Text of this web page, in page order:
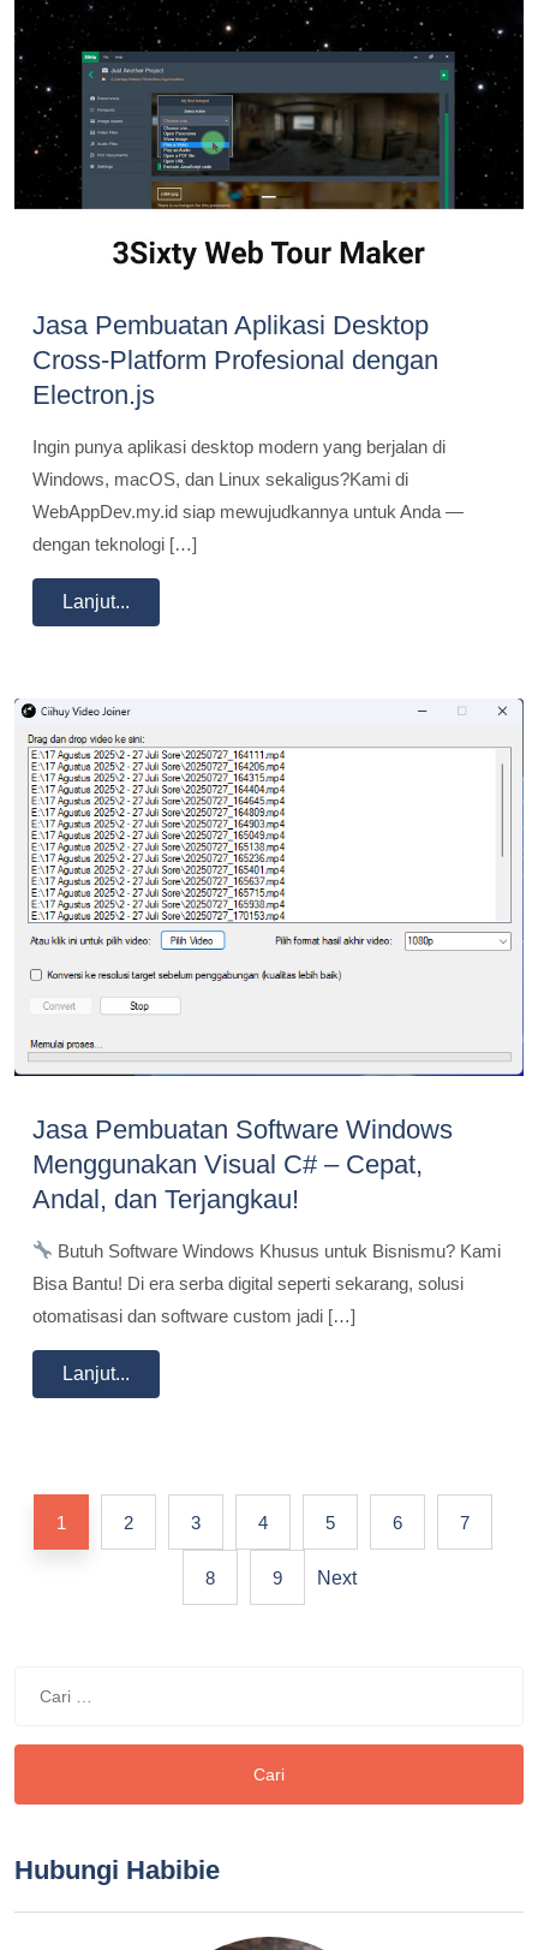
Jasa Pembuatan Aplikasi Desktop
Cross-Platform Profesional dengan
Electron.js
Ingin punya aplikasi desktop modern yang berjalan di
Windows, macOS, dan Linux sekaligus?Kami di
WebAppDev.my.id siap mewujudkannya untuk Anda —
dengan teknologi […]
Lanjut...
Jasa Pembuatan Software Windows
Menggunakan Visual C# – Cepat,
Andal, dan Terjangkau!
Butuh Software Windows Khusus untuk Bisnismu? Kami
Bisa Bantu! Di era serba digital seperti sekarang, solusi
otomatisasi dan software custom jadi […]
Lanjut...
1 2 3 4 5 6 7
8 9 Next
untuk:
Hubungi Habibie